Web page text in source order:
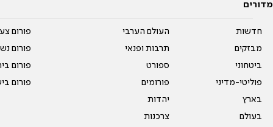
מדורים
חדשות
מבזקים
ביטחוני
פוליטי-מדיני
בארץ
בעולם
העולם הערבי
תרבות ופנאי
ספורט
פורומים
יהדות
צרכנות
פורום
פורום
פורום
פורום